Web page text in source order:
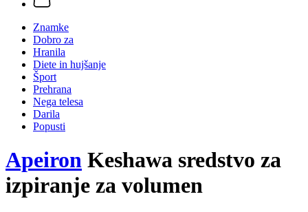
Znamke
Dobro za
Hranila
Diete in hujšanje
Šport
Prehrana
Nega telesa
Darila
Popusti
Apeiron Keshawa sredstvo za
izpiranje za volumen